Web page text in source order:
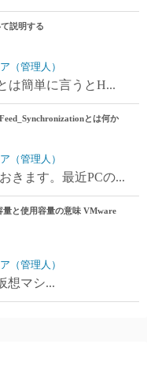
説明する
（管理人）
は簡単に言うとH...
とは何か
（管理人）
きます。最近PCの...
と使用容量の意味 VMware
（管理人）
想マシ...